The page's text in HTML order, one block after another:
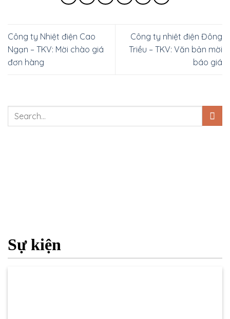
Công ty Nhiệt điện Cao
Ngạn – TKV: Mời chào giá
đơn hàng
Công ty nhiệt điện Đông
Triều – TKV: Văn bản mời
báo giá
Sự kiện